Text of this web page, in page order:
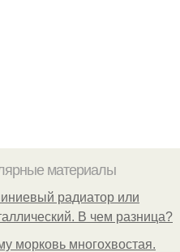
материалы
радиатор или
В чем разница?
морковь многохвостая.